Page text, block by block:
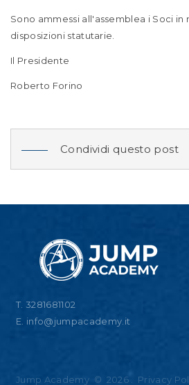
Sono ammessi all'assemblea i Soci in
disposizioni statutarie.
Il Presidente
Roberto Forino
Condividi questo post
T. 3281681102
E. info@jumpacademy.it
Jump Academy © 2026 Privacy